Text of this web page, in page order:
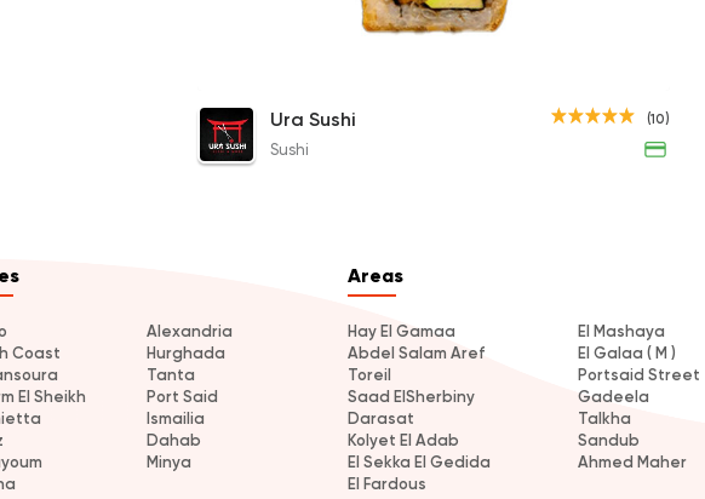
Volcano Roll
100EGP to 190EGP
(10)
Ura Sushi
Sushi
Alexandria
Coast
Hurghada
Tanta
El Sheikh
Port Said
Ismailia
Dahab
Minya
Areas
Hay El Gamaa
El Mashaya
Abdel Salam Aref
El Galaa ( M )
Toreil
Portsaid Street
Saad ElSherbiny
Gadeela
Darasat
Talkha
Kolyet El Adab
Sandub
El Sekka El Gedida
Ahmed Maher
El Fardous